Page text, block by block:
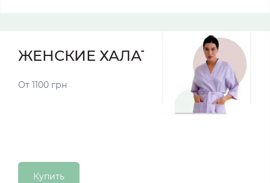
ЖЕНСКИЕ ХАЛАТЫ
От 1100 грн
Купить